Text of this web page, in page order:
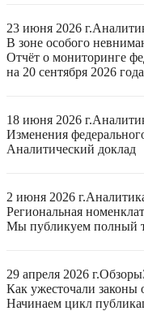
23 июня 2026 г.
В зоне особого
Отчёт о мониторинге
на 20 сентября 2026 года
18 июня 2026 г.
Изменения
Аналитический доклад
2 июня 2026 г.
Региональная
Мы публикуем полный
29 апреля 2026 г.Обзоры
Как ужесточали законы
Начинаем цикл